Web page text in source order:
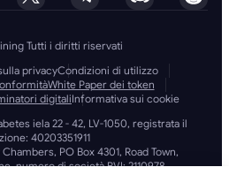
Tutti i diritti riservati
privacyCondizioni di utilizzo
White Paper dei token
digitaliInformativa sui cookie
iela 22 - 42, LV-1050, registrata il
40203351911
PO Box 4301, Road Town,
numero di società BVI: 2110978